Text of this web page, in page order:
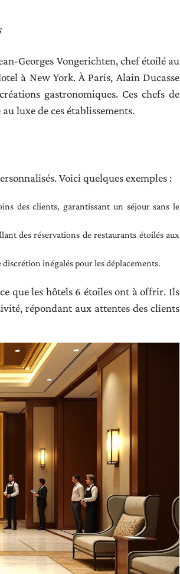
Georges Vongerichten, chef étoilé au
à New York. À Paris, Alain Ducasse
gastronomiques. Ces chefs de
luxe de ces établissements.
Voici quelques exemples :
des clients, garantissant un séjour sans le
des réservations de restaurants étoilés aux
inégalés pour les déplacements.
que les hôtels 6 étoiles ont à offrir. Ils
répondant aux attentes des clients